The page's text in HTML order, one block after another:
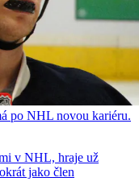
po NHL novou kariéru.
v NHL, hraje už
jako člen